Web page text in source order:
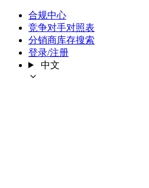
合规中心
竞争对手对照表
分销商库存搜索
登录/注册
中文